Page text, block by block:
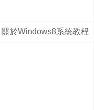
於Windows8系統教程